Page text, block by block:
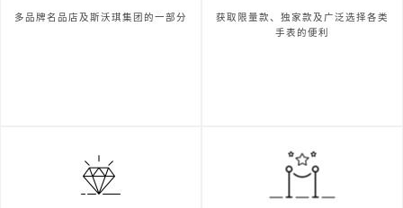
多品牌名品店及斯沃琪集团的一部分
获取限量款、独家款及广泛选择各类
手表的便利